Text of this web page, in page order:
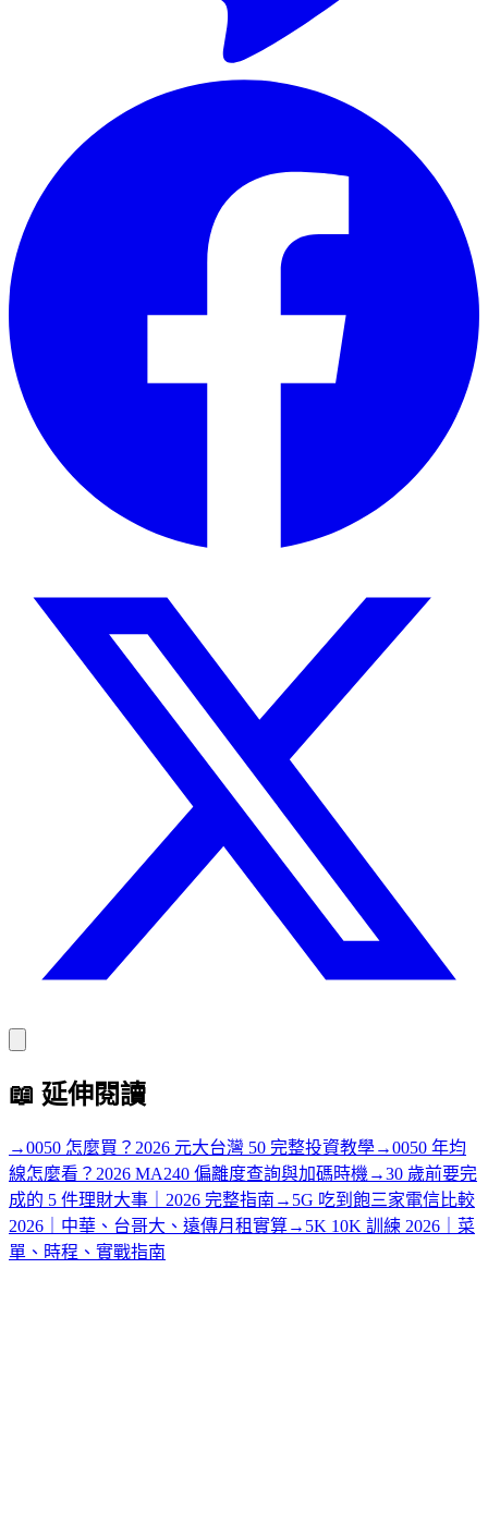
📖 延伸閱讀
→0050 怎麼買？2026 元大台灣 50 完整投資教學→0050 年均
線怎麼看？2026 MA240 偏離度查詢與加碼時機 →30 歲前要完
成的 5 件理財大事｜2026 完整指南 → 5G 吃到飽三家電信比較
2026｜中華、台哥大、遠傳月租實算→ 5K 10K 訓練 2026｜菜
單、時程、實戰指南